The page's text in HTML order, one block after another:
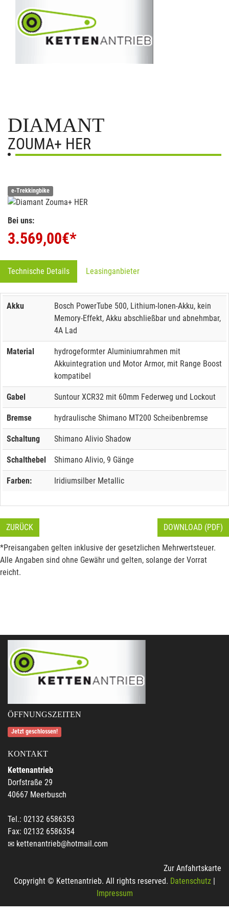
DIAMANT
ZOUMA+ HER
e-Trekkingbike
Bei uns:
3.569,00€*
Technische Details Leasinganbieter
Akku
Bosch PowerTube 500, Lithium-Ionen-Akku, kein
Memory-Effekt, Akku abschließbar und abnehmbar,
4A Lad
Material
hydrogeformter Aluminiumrahmen mit
Akkuintegration und Motor Armor, mit Range Boost
kompatibel
Gabel Suntour XCR32 mit 60mm Federweg und Lockout
Bremse hydraulische Shimano MT200 Scheibenbremse
Schaltung Shimano Alivio Shadow
Schalthebel Shimano Alivio, 9 Gänge
Farben: Iridiumsilber Metallic
ZURÜCK DOWNLOAD (PDF)
*Preisangaben gelten inklusive der gesetzlichen Mehrwertsteuer.
Alle Angaben sind ohne Gewähr und gelten, solange der Vorrat
reicht.
ÖFFNUNGSZEITEN
Jetzt geschlossen!
KONTAKT
Kettenantrieb
Dorfstraße 29
40667 Meerbusch
Tel.: 02132 6586353
Fax: 02132 6586354
kettenantrieb@hotmail.com
Zur Anfahrtskarte
Copyright © Kettenantrieb. All rights reserved. Datenschutz |
Impressum